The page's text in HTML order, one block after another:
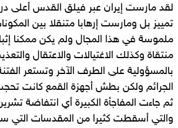
لقد مارست إيران عبر فيلق القدس أعلى
تمييز بل ومارست إرهابا متنقلا بين
ملموسة في هذا المجال ولم يكن ممكنا
منتقاة وكذلك الاغتيالات والاعتقال
بالمسؤولية على الطرف الآخر وتستعر
الجرائم ولكن بطش أجهزة القمع كانت
والتي أسقطت كثيرا من المقدسات التي